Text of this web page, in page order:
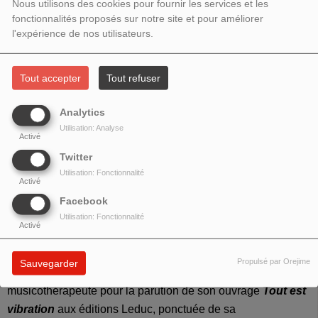
Nous utilisons des cookies pour fournir les services et les
fonctionnalités proposés sur notre site et pour améliorer
l'expérience de nos utilisateurs.
Tout accepter Tout refuser
Analytics
Activé
Utilisation: Analyse
Twitter
Activé
Utilisation: Fonctionnalité
Facebook
Activé
Utilisation: Fonctionnalité
Sauvegarder Propulsé par Orejime
MARIE DRU
Thème : Le son guérisseur
Rencontre avec
musicothérapeute pour la parution de son ouvrageTout est
vibration aux éditions Leduc, ponctuée de sa